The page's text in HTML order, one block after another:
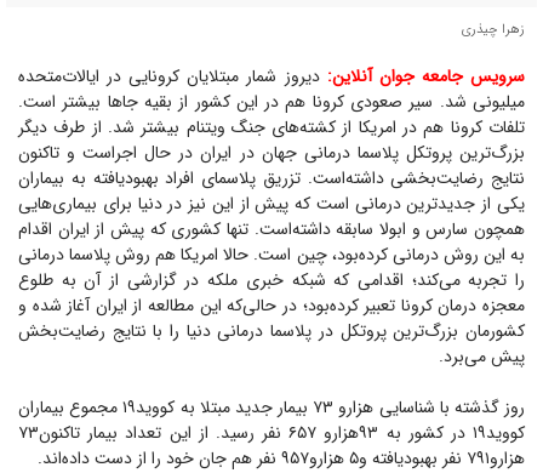
زهرا چيذری
سرویس جامعه جوان آنلاین: دیروز شمار مبتلایان کرونایی در ایالات‌متحده
میلیونی شد. سیر صعودی کرونا هم در این کشور از بقیه جا‌ها بیشتر است.
تلفات کرونا هم در امریکا از کشته‌های جنگ ویتنام بیشتر شد. از طرف دیگر
بزرگ‌ترین پروتکل پلاسما درمانی جهان در ایران در حال اجراست و تاکنون
نتایج رضایت‌بخشی داشته‌است. تزریق پلاسمای افراد بهبودیافته به بیماران
یکی از جدیدترین درمانی است که پیش از این نیز در دنیا برای بیماری‌هایی
همچون سارس و ابولا سابقه داشته‌است. تنها کشوری که پیش از ایران اقدام
به این روش درمانی کرده‌بود، چین است. حالا امریکا هم روش پلاسما درمانی
را تجربه می‌کند؛ اقدامی که شبکه خبری ملکه در گزارشی از آن به طلوع
معجزه درمان کرونا تعبیر کرده‌بود؛ در حالی‌که این مطالعه از ایران آغاز شده و
کشورمان بزرگ‌ترین پروتکل در پلاسما درمانی دنیا را با نتایج رضایت‌بخش
پیش می‌برد.
روز گذشته با شناسایی هزارو ۷۳ بیمار جدید مبتلا به کووید۱۹ مجموع بیماران
کووید۱۹ در کشور به ۹۳هزارو ۶۵۷ نفر رسید. از این تعداد بیمار تاکنون۷۳
هزارو۷۹۱ نفر بهبودیافته و۵ هزارو۹۵۷ نفر هم جان خود را از دست داده‌اند.